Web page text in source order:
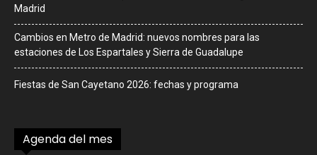
Madrid
Cambios en Metro de Madrid: nuevos nombres para las
estaciones de Los Espartales y Sierra de Guadalupe
Fiestas de San Cayetano 2026: fechas y programa
Agenda del mes